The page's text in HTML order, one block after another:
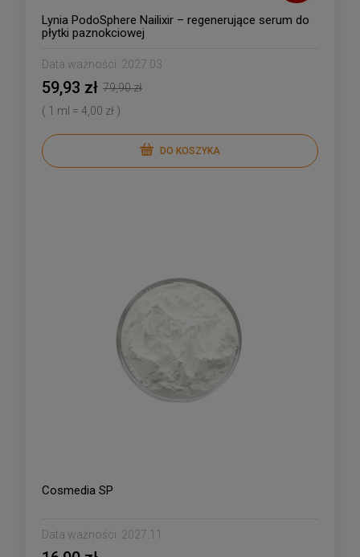
Lynia PodoSphere Nailixir – regenerujące serum do
płytki paznokciowej
Data ważności: 2027.03
59,93 zł 79,90 zł
( 1 ml = 4,00 zł )
DO KOSZYKA
Cosmedia SP
Data ważności: 2027.11